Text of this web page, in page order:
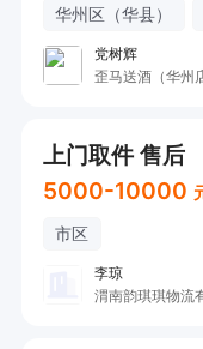
华州区（华县）
党树辉
歪马送酒（华州
上门取件 售后
5000-10000
市区
李琼
渭南韵琪琪物流